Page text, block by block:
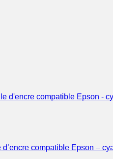
compatible Epson –